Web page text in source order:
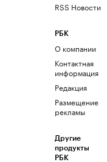
RSS Новости
РБК
О компании
Контактная
информация
Редакция
Размещение
рекламы
Другие
продукты
РБК